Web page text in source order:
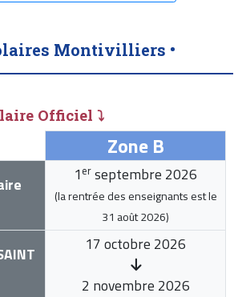
Montivilliers •
Officiel ⤵
Zone B
1 er septembre 2026
(la rentrée des enseignants est le
31 août 2026)
17 octobre 2026
2 novembre 2026